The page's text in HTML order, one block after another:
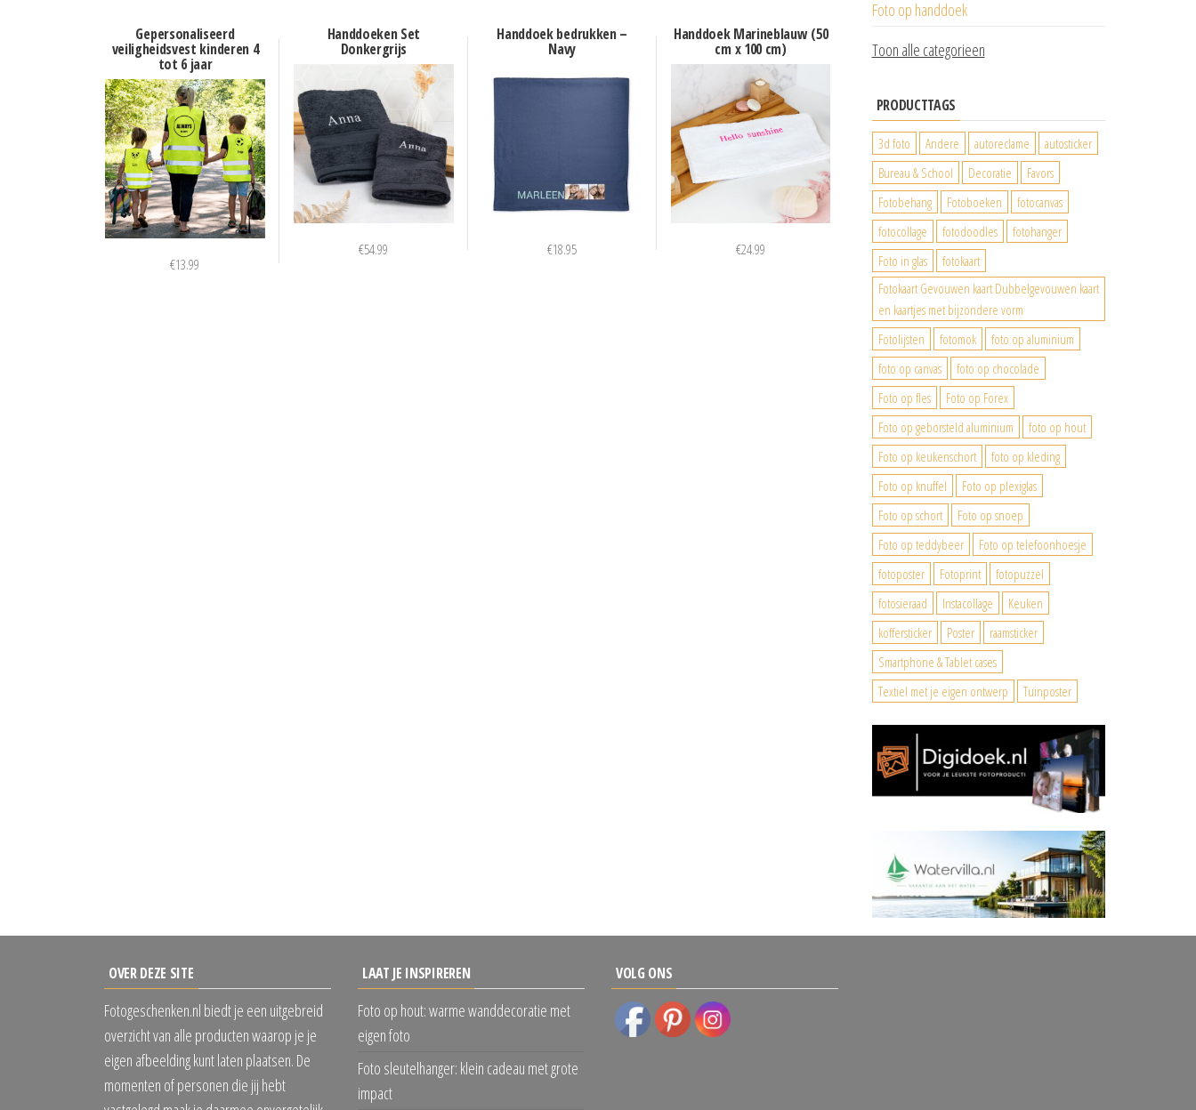
Gepersonaliseerd
veiligheidsvest kinderen 4
tot 6 jaar
€13.99
Handdoeken Set
Donkergrijs
€54.99
Handdoek bedrukken –
Navy
€18.95
Handdoek Marineblauw (50
cm x 100 cm)
€24.99
Foto op handdoek
Toon alle categorieen
PRODUCTTAGS
3d foto Andere autoreclame
autosticker
Bureau & School
Decoratie
Favors
Fotobehang
Fotoboeken
fotocanvas
fotocollage
fotodoodles
fotohanger
Foto in glas
fotokaart
Fotokaart Gevouwen kaart Dubbelgevouwen kaart
en kaartjes met bijzondere vorm
Fotolijsten
fotomok
foto op aluminium
foto op canvas
foto op chocolade
Foto op fles
Foto op Forex
Foto op geborsteld aluminium
foto op hout
Foto op keukenschort
foto op kleding
Foto op knuffel
Foto op plexiglas
Foto op schort
Foto op snoep
Foto op teddybeer
Foto op telefoonhoesje
fotoposter
Fotoprint
fotopuzzel
fotosieraad
Instacollage
Keuken
koffersticker
Poster
raamsticker
Smartphone & Tablet cases
Textiel met je eigen ontwerp
Tuinposter
OVER DEZE SITE
Fotogeschenken.nl biedt je een uitgebreid
overzicht van alle producten waarop je je
eigen afbeelding kunt laten plaatsen. De
momenten of personen die jij hebt
LAAT JE INSPIREREN
Foto op hout: warme wanddecoratie met
eigen foto
Foto sleutelhanger: klein cadeau met grote
impact
VOLG ONS